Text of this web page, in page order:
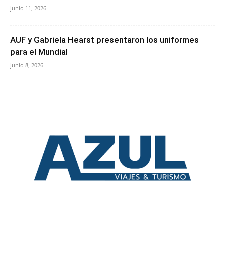
junio 11, 2026
AUF y Gabriela Hearst presentaron los uniformes
para el Mundial
junio 8, 2026